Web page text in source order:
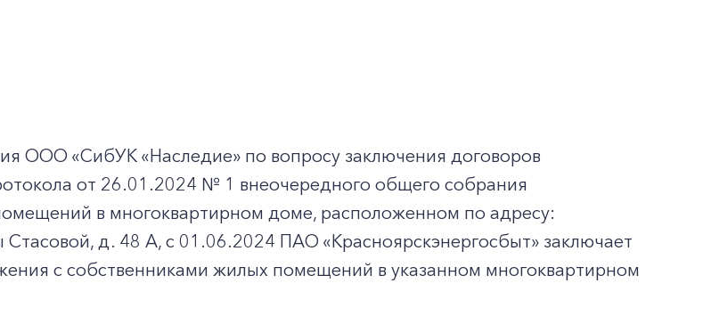
ООО «СибУК «Наследие» по вопросу заключения договоров
от 26.01.2024 № 1 внеочередного общего собрания
в многоквартирном доме, расположенном по адресу:
Стасовой, д. 48 А, с 01.06.2024 ПАО «Красноярскэнергосбыт» заключает
с собственниками жилых помещений в указанном многоквартирном